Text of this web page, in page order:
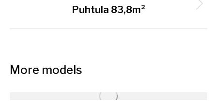
Next
Puhtula 83,8m²
More models